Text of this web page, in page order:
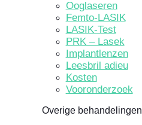
Ooglaseren
Femto-LASIK
LASIK-Test
PRK – Lasek
Implantlenzen
Leesbril adieu
Kosten
Vooronderzoek
Overige behandelingen